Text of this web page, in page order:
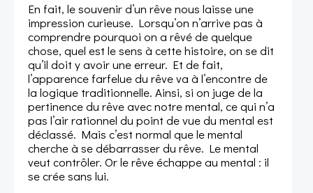
En fait, le souvenir d’un rêve nous laisse une
impression curieuse. Lorsqu’on n’arrive pas à
comprendre pourquoi on a rêvé de quelque
chose, quel est le sens à cette histoire, on se dit
qu’il doit y avoir une erreur. Et de fait,
l’apparence farfelue du rêve va à l’encontre de
la logique traditionnelle. Ainsi, si on juge de la
pertinence du rêve avec notre mental, ce qui n’a
pas l’air rationnel du point de vue du mental est
déclassé. Mais c’est normal que le mental
cherche à se débarrasser du rêve. Le mental
veut contrôler. Or le rêve échappe au mental : il
se crée sans lui.